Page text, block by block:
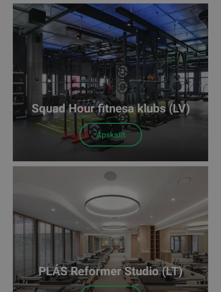
Squad Hour fitnesa klubs (LV)
Apskatīt
PLÁS Reformer Studio (LT)